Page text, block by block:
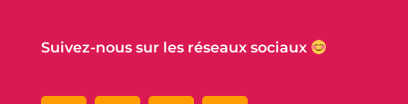
Suivez-nous sur les réseaux sociaux